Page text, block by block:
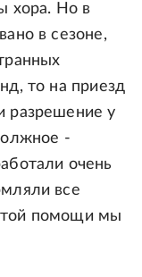
хора. Но в
в сезоне,
то на приезд
разрешение у
-
очень
все
помощи мы